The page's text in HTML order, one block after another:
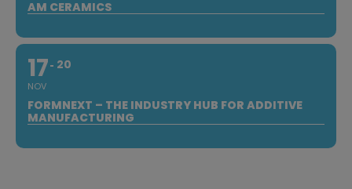
AM CERAMICS
17
NOV
20
FORMNEXT – THE INDUSTRY HUB FOR ADDITIVE
MANUFACTURING